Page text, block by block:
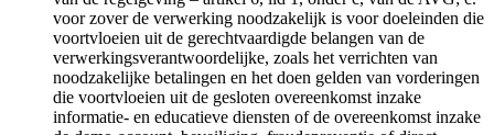
voor zover de verwerking noodzakelijk is voor doeleinden die
voortvloeien uit de gerechtvaardigde belangen van de
verwerkingsverantwoordelijke, zoals het verrichten van
noodzakelijke betalingen en het doen gelden van vorderingen
die voortvloeien uit de gesloten overeenkomst inzake
informatie- en educatieve diensten of de overeenkomst inzake